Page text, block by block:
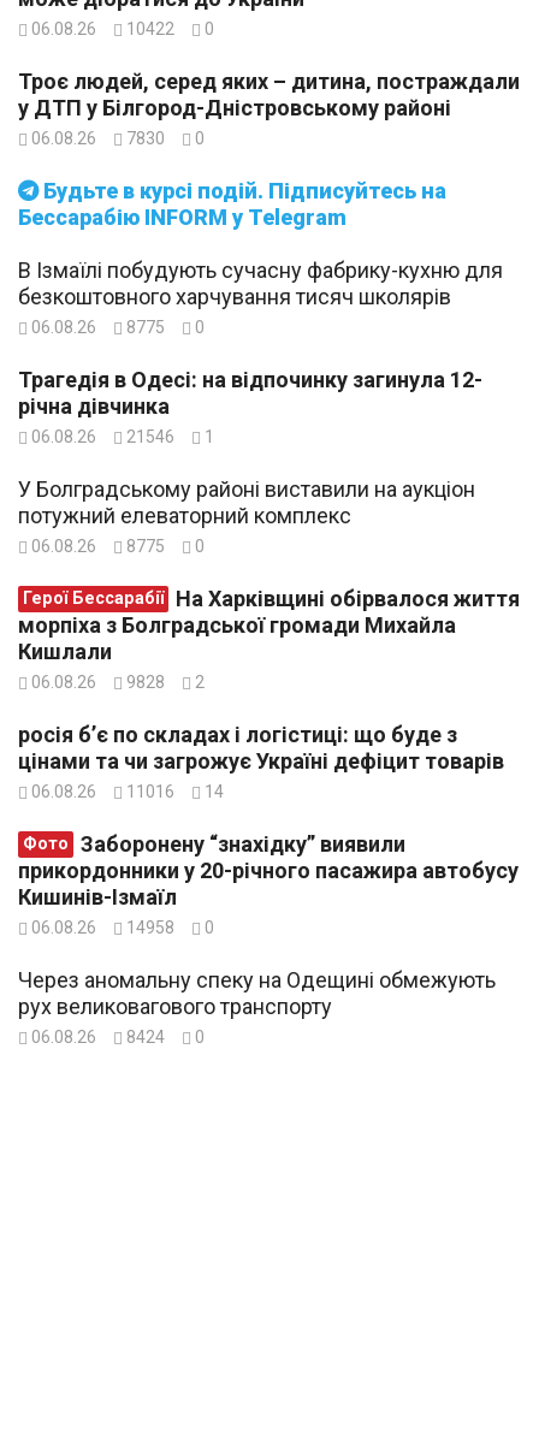
Будьте в курсі подій. Підписуйтесь на
Бессарабію INFORM у Telegram
06.08.26 10422 0
Троє людей, серед яких – дитина, постраждали
у ДТП у Білгород-Дністровському районі
06.08.26 7830 0
В Ізмаїлі побудують сучасну фабрику-кухню для
безкоштовного харчування тисяч школярів
06.08.26 8775 0
Трагедія в Одесі: на відпочинку загинула 12-
річна дівчинка
06.08.26 21546 1
У Болградському районі виставили на аукціон
потужний елеваторний комплекс
06.08.26 8775 0
Герої Бессарабії
морпіха з Болградської громади Михайла
Кишлали
06.08.26 9828 2
росія б’є по складах і логістиці: що буде з
цінами та чи загрожує Україні дефіцит товарів
06.08.26 11016 14
Фото
прикордонники у 20-річного пасажира автобусу
Кишинів-Ізмаїл
06.08.26 14958 0
Через аномальну спеку на Одещині обмежують
рух великовагового транспорту
06.08.26 8424 0